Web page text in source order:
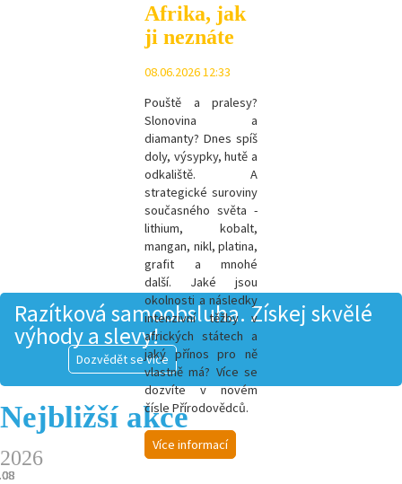
Afrika, jak
ji neznáte
08.06.2026 12:33
Pouště a pralesy?
Slonovina a
diamanty? Dnes spíš
doly, výsypky, hutě a
odkaliště. A
strategické suroviny
současného světa -
lithium, kobalt,
mangan, nikl, platina,
grafit a mnohé
další. Jaké jsou
okolnosti a následky
intenzivní těžby v
afrických státech a
jaký přínos pro ně
vlastně má? Více se
dozvíte v novém
čísle Přírodovědců.
Více informací
Razítková samoobsluha. Získej skvělé
výhody a slevy!
Dozvědět se více
Nejbližší akce
2026